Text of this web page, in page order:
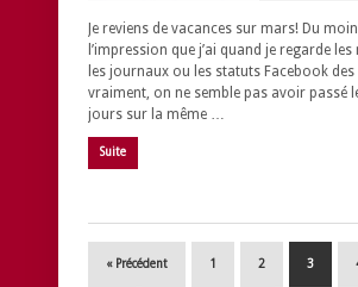
Je reviens de vacances sur mars! Du
l’impression que j’ai quand je regarde
les journaux ou les statuts Facebook
vraiment, on ne semble pas avoir passé
jours sur la même …
Suite
« Précédent 1 2 3